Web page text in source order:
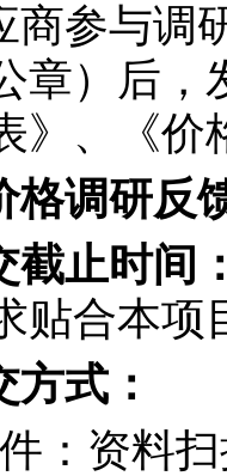
商参与
章）后
》、《价
格调研反
截止时间
贴合本项
方式：
：资料